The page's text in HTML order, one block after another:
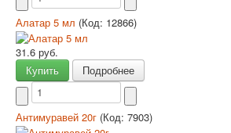
Алатар 5 мл (Код: 12866)
31.6 руб.
Купить
Подробнее
Антимуравей 20г (Код: 7903)